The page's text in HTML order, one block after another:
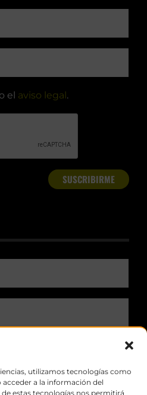
utilizamos tecnologías como
acceder a la información del
estas tecnologías nos permitirá
el aviso legal .